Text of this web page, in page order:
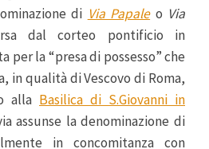
di Via Papaleo Via
dal corteo pontificio in
per la “presa di possesso” che
in qualità di Vescovo di Roma,
alla Basilica di S.Giovanni in
assunse la denominazione di
in concomitanza con